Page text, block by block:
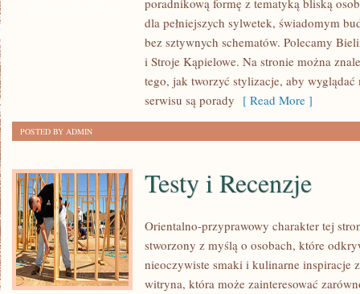
STYLUporadnikową formę z tematyką bliską
dla pełniejszych sylwetek, świadomym
bez sztywnych schematów. Polecamy
i Stroje Kąpielowe. Na stronie można
tego, jak tworzyć stylizacje, aby
serwisu są porady [ Read More ]
POSTED BY ADMIN
Testy i Recenzje
Orientalno-przyprawowy charakter tej
stworzony z myślą o osobach, które
nieoczywiste smaki i kulinarne inspiracje
witryna, która może zainteresować